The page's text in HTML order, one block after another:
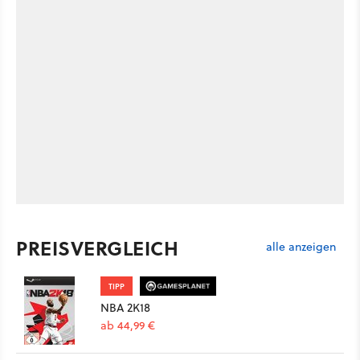
PREISVERGLEICH alle anzeigen
TIPP
NBA 2K18
ab 44,99 €